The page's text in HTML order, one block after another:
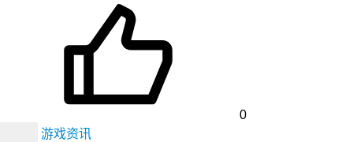
0
游戏资讯